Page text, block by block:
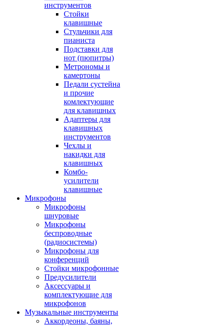
инструментов
Стойки
клавишные
Стульчики для
пианиста
Подставки для
нот (пюпитры)
Метрономы и
камертоны
Педали сустейна
и прочие
комлектующие
для клавишных
Адаптеры для
клавишных
инструментов
Чехлы и
накидки для
клавишных
Комбо-
усилители
клавишные
Микрофоны
Микрофоны
шнуровые
Микрофоны
беспроводные
(радиосистемы)
Микрофоны для
конференций
Стойки микрофонные
Предусилители
Аксессуары и
комплектующие для
микрофонов
Музыкальные инструменты
Аккордеоны, баяны,